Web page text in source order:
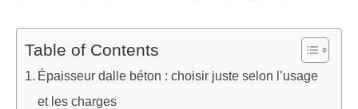
Table of Contents
Épaisseur dalle béton : choisir juste selon l’usage
et les charges